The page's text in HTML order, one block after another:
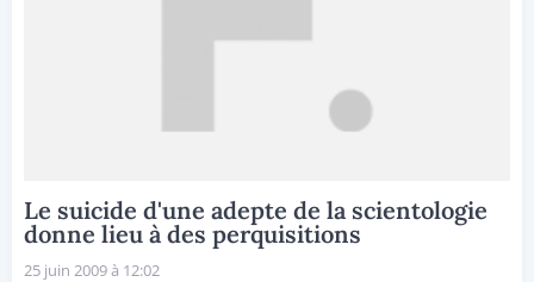
Le suicide d'une adepte de la scientologie
donne lieu à des perquisitions
25 juin 2009 à 12:02